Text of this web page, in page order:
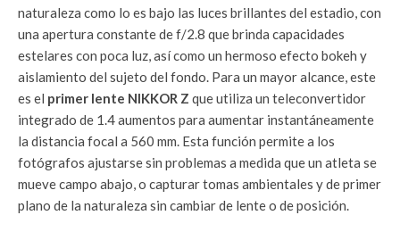
naturaleza como lo es bajo las luces brillantes del estadio, con
una apertura constante de f/2.8 que brinda capacidades
estelares con poca luz, así como un hermoso efecto bokeh y
aislamiento del sujeto del fondo. Para un mayor alcance, este
es el primer lente NIKKOR Z que utiliza un teleconvertidor
integrado de 1.4 aumentos para aumentar instantáneamente
la distancia focal a 560 mm. Esta función permite a los
fotógrafos ajustarse sin problemas a medida que un atleta se
mueve campo abajo, o capturar tomas ambientales y de primer
plano de la naturaleza sin cambiar de lente o de posición.